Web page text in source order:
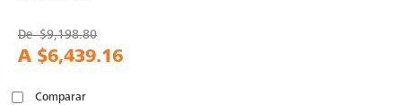
De$9,198.80
A $6,439.16
Comparar